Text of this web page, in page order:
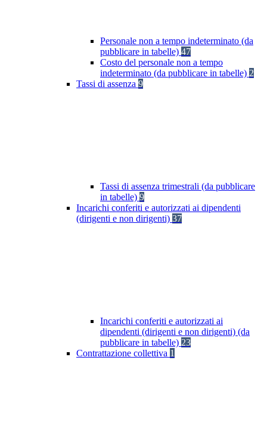
Personale non a tempo indeterminato (da
pubblicare in tabelle) 47
Costo del personale non a tempo
indeterminato (da pubblicare in tabelle) 2
Tassi di assenza 9
Tassi di assenza trimestrali (da pubblicare
in tabelle) 9
Incarichi conferiti e autorizzati ai dipendenti
(dirigenti e non dirigenti) 37
Incarichi conferiti e autorizzati ai
dipendenti (dirigenti e non dirigenti) (da
pubblicare in tabelle) 23
Contrattazione collettiva 1